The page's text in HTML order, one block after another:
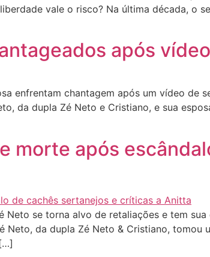
vale o risco? Na última década, o
após
enfrentam chantagem após um vídeo de
da dupla Zé Neto e Cristiano, e sua
morte após
Neto se torna alvo de retaliações e tem
da dupla Zé Neto & Cristiano, tomou